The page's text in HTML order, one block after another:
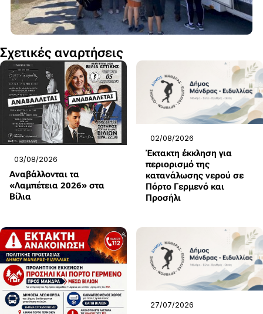
Σχετικές αναρτήσεις
03/08/2026
Αναβάλλονται τα
«Λαμπέτεια 2026» στα
Βίλια
02/08/2026
Έκτακτη έκκληση για
περιορισμό της
κατανάλωσης νερού σε
Πόρτο Γερμενό και
Προσήλι
27/07/2026